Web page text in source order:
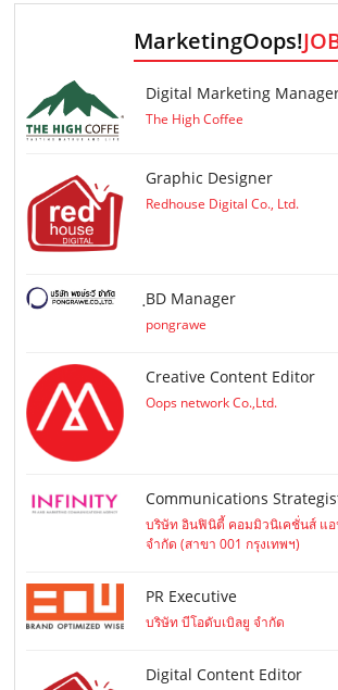
MarketingOops!
Digital Marketing
The High Coffee
Graphic Designer
Redhouse Digital Co., Ltd.
ฺBD Manager
pongrawe
Creative Content Editor
Oops network Co.,Ltd.
Communications
บริษัท อินฟินิตี้ คอมมิวนิเคชั่นส์ แ
จำกัด (สาขา 001 กรุงเทพฯ)
PR Executive
บริษัท บีโอดับเบิลยู จำกัด
Digital Content Editor